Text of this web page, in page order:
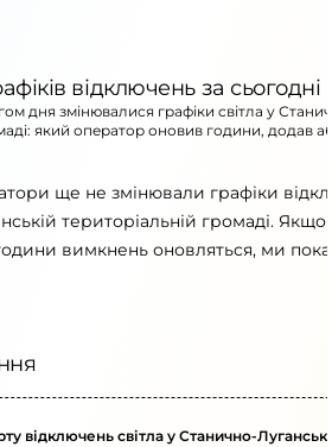
відключень за сьогодні
дня змінювалися графіки світла у
який оператор оновив години, додав
ще не змінювали графіки
територіальній громаді.
вимкнень оновляться, ми
відключень світла у Станично-